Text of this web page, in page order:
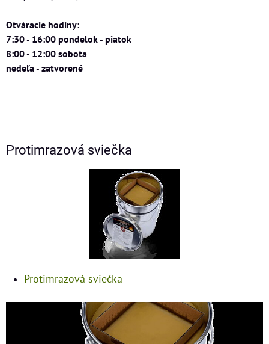
Otváracie hodiny:
7:30 - 16:00 pondelok - piatok
8:00 - 12:00 sobota
nedeľa - zatvorené
Protimrazová sviečka
Protimrazová sviečka